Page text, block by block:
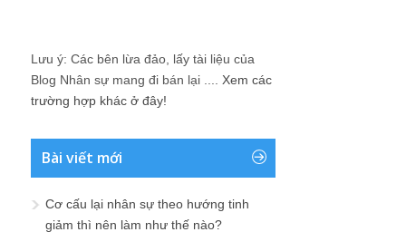
Lưu ý: Các bên lừa đảo, lấy tài liệu của
Blog Nhân sự mang đi bán lại .... Xem các
trường hợp khác ở đây!
Bài viết mới
Cơ cấu lại nhân sự theo hướng tinh
giảm thì nên làm như thế nào?